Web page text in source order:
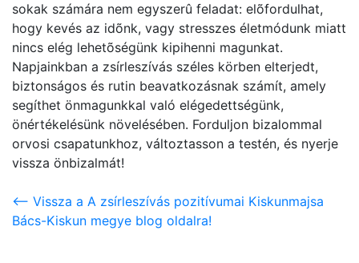
sokak számára nem egyszerû feladat: elõfordulhat,
hogy kevés az idõnk, vagy stresszes életmódunk miatt
nincs elég lehetõségünk kipihenni magunkat.
Napjainkban a zsírleszívás széles körben elterjedt,
biztonságos és rutin beavatkozásnak számít, amely
segíthet önmagunkkal való elégedettségünk,
önértékelésünk növelésében. Forduljon bizalommal
orvosi csapatunkhoz, változtasson a testén, és nyerje
vissza önbizalmát!
<-- Vissza a A zsírleszívás pozitívumai Kiskunmajsa
Bács-Kiskun megye blog oldalra!